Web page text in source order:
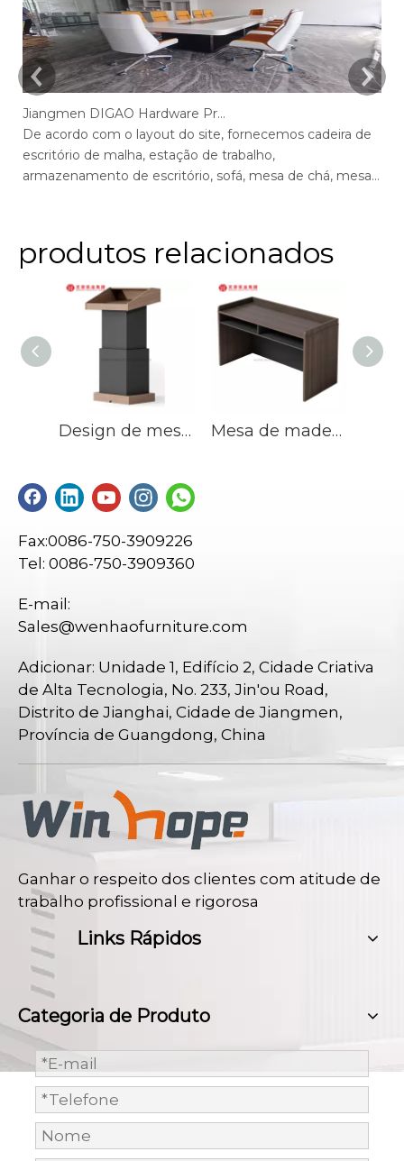
Jiangmen DIGAO Hardware Products Company
De acordo com o layout do site, fornecemos cadeira de
escritório de malha, estação de trabalho,
armazenamento de escritório, sofá, mesa de chá, mesa
de tela, recepção.
produtos relacionados
Design de mesa de discurso de madeira de luxo moderno e de alta qualidade Mesa de madeira portátil para treinamento escolar, sala de reuniões de vendas quentes
Fax:0086-750-3909226
Tel: 0086-750-3909360
E-mail:
Sales@wenhaofurniture.com
Adicionar: Unidade 1, Edifício 2, Cidade Criativa
de Alta Tecnologia, No. 233, Jin'ou Road,
Distrito de Jianghai, Cidade de Jiangmen,
Província de Guangdong, China
Ganhar o respeito dos clientes com atitude de
trabalho profissional e rigorosa
Links Rápidos
Categoria de Produto